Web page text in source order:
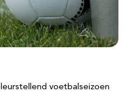
voetbalseizoen